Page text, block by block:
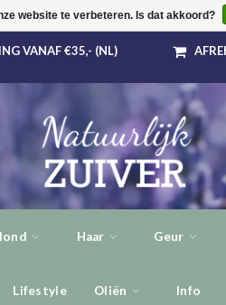
VANAF €35,- (NL)
Haar Geur
Lifestyle Oliën Info
website te verbeteren. Is dat akkoord?